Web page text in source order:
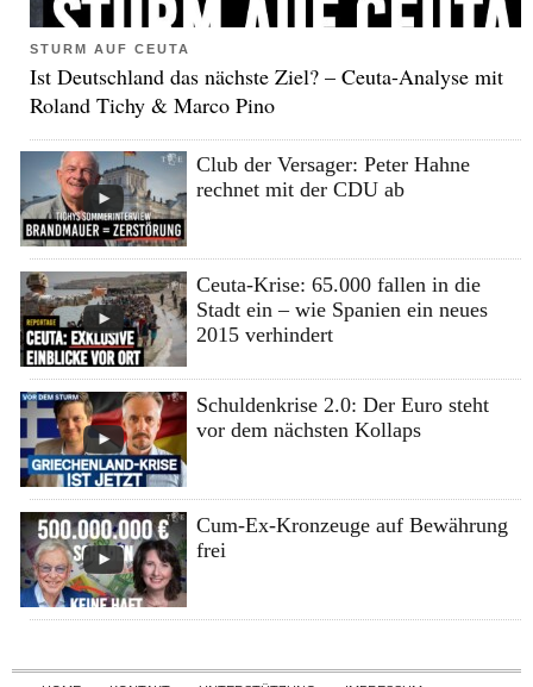
STURM AUF CEUTA
Ist Deutschland das nächste Ziel? – Ceuta-Analyse mit
Roland Tichy & Marco Pino
Club der Versager: Peter Hahne
rechnet mit der CDU ab
Ceuta-Krise: 65.000 fallen in die
Stadt ein – wie Spanien ein neues
2015 verhindert
Schuldenkrise 2.0: Der Euro steht
vor dem nächsten Kollaps
Cum-Ex-Kronzeuge auf Bewährung
frei